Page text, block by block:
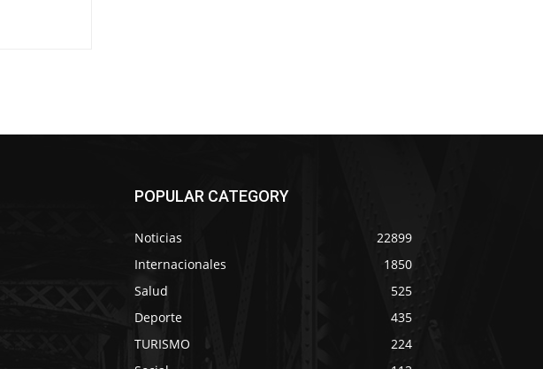
POPULAR CATEGORY
Noticias
22899
Internacionales
1850
Salud
525
Deporte
435
TURISMO
224